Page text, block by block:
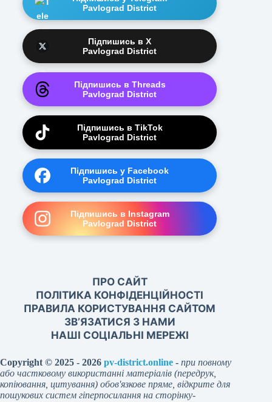
Pavlograd District
Підпишись в X
Pavlograd District
Підпишись в Threads
Pavlograd District
Підпишись в TikTok
Pavlograd District
Підпишись у Facebook
Pavlograd District
Підпишись в Instagram
Pavlograd District
ПРО САЙТ
ПОЛІТИКА КОНФІДЕНЦІЙНОСТІ
ПРАВИЛА КОРИСТУВАННЯ САЙТОМ
ЗВ’ЯЗАТИСЯ З НАМИ
НАШІ СОЦІАЛЬНІ МЕРЕЖІ
Copyright © 2025 - 2026 pv-district.online - при повному
або частковому використанні матеріалів (передрук,
копіювання, цитування) обов'язкове пряме, відкрите для
пошукових систем гіперпосилання на сторінку-